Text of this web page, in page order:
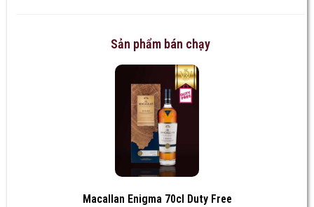
Sản phẩm bán chạy
Macallan Enigma 70cl Duty Free